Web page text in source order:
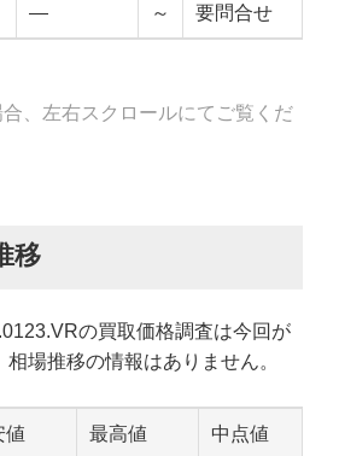
— ～ 要問合せ
、左右スクロールにてご覧くだ
移
の買取価格調査は今回が
場推移の情報はありません。
値 最高値 中点値